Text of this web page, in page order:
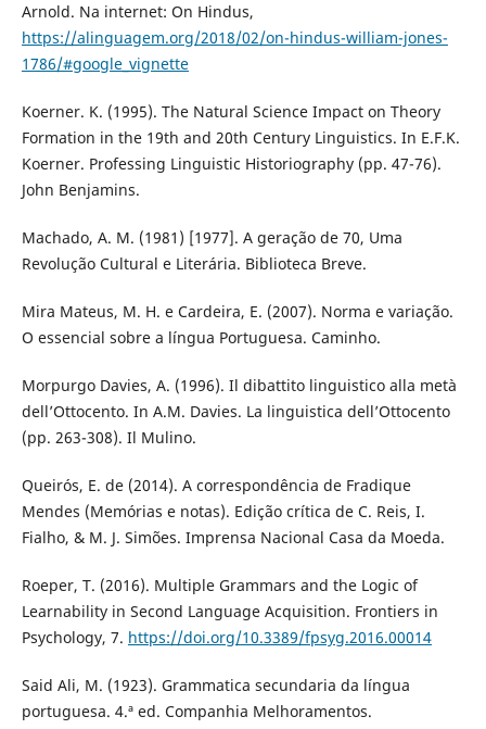
Arnold. Na internet: On Hindus,
https://alinguagem.org/2018/02/on-hindus-william-jones-
1786/#google_vignette
Koerner. K. (1995). The Natural Science Impact on Theory
Formation in the 19th and 20th Century Linguistics. In E.F.K.
Koerner. Professing Linguistic Historiography (pp. 47-76).
John Benjamins.
Machado, A. M. (1981) [1977]. A geração de 70, Uma
Revolução Cultural e Literária. Biblioteca Breve.
Mira Mateus, M. H. e Cardeira, E. (2007). Norma e variação.
O essencial sobre a língua Portuguesa. Caminho.
Morpurgo Davies, A. (1996). Il dibattito linguistico alla metà
dell’Ottocento. In A.M. Davies. La linguistica dell’Ottocento
(pp. 263-308). Il Mulino.
Queirós, E. de (2014). A correspondência de Fradique
Mendes (Memórias e notas). Edição crítica de C. Reis, I.
Fialho, & M. J. Simões. Imprensa Nacional Casa da Moeda.
Roeper, T. (2016). Multiple Grammars and the Logic of
Learnability in Second Language Acquisition. Frontiers in
Psychology, 7. https://doi.org/10.3389/fpsyg.2016.00014
Said Ali, M. (1923). Grammatica secundaria da língua
portuguesa. 4.ª ed. Companhia Melhoramentos.